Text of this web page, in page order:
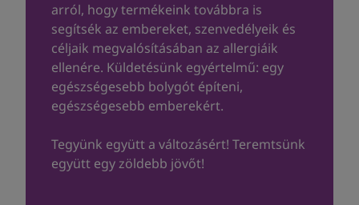
arról, hogy termékeink továbbra is
segítsék az embereket, szenvedélyeik és
céljaik megvalósításában az allergiáik
ellenére. Küldetésünk egyértelmű: egy
egészségesebb bolygót építeni,
egészségesebb emberekért.
Tegyünk együtt a változásért! Teremtsünk
együtt egy zöldebb jövőt!